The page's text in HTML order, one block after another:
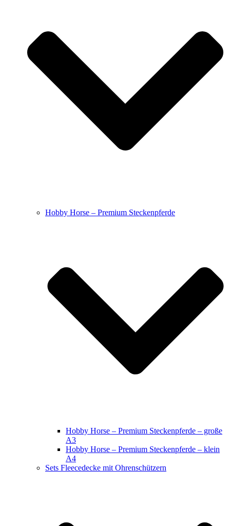
Hobby Horse – Premium Steckenpferde
Hobby Horse – Premium Steckenpferde – große
A3
Hobby Horse – Premium Steckenpferde – klein
A4
Sets Fleecedecke mit Ohrenschützern